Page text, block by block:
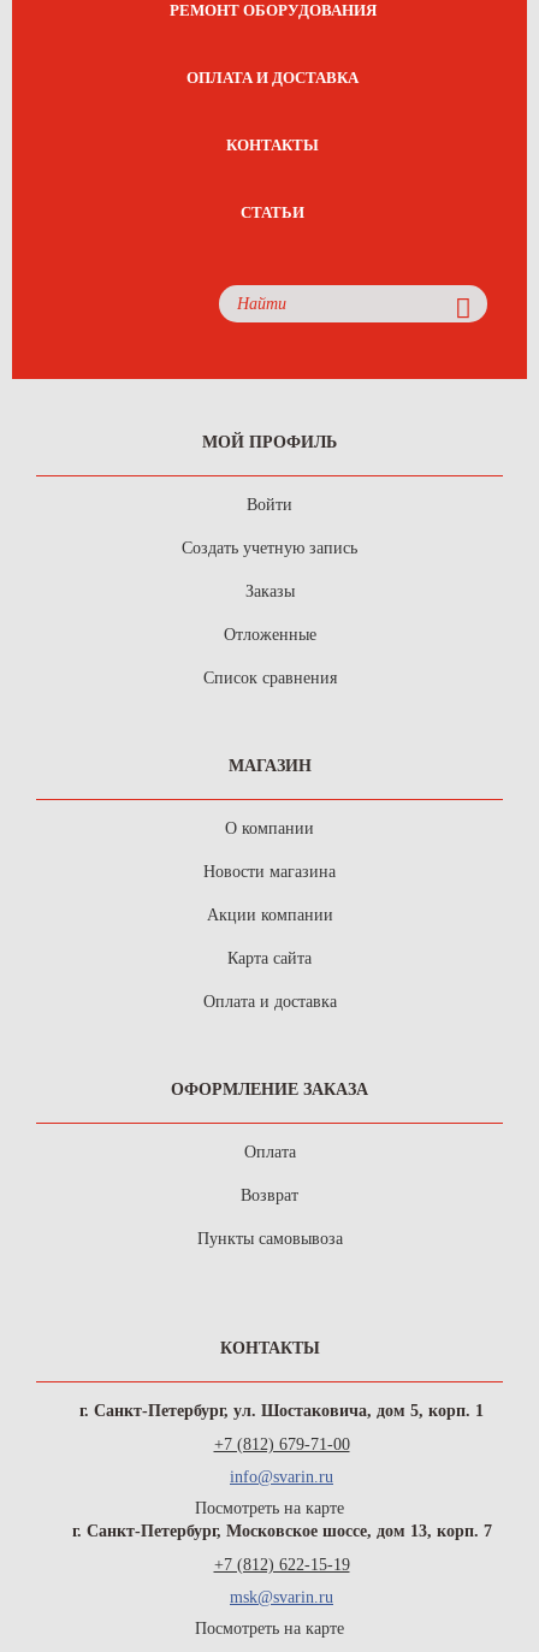
РЕМОНТ ОБОРУДОВАНИЯ
ОПЛАТА И ДОСТАВКА
КОНТАКТЫ
СТАТЬИ
МОЙ ПРОФИЛЬ
Войти
Создать учетную запись
Заказы
Отложенные
Список сравнения
МАГАЗИН
О компании
Новости магазина
Акции компании
Карта сайта
Оплата и доставка
ОФОРМЛЕНИЕ ЗАКАЗА
Оплата
Возврат
Пункты самовывоза
КОНТАКТЫ
г. Санкт-Петербург, ул. Шостаковича, дом 5, корп. 1
+7 (812) 679-71-00
info@svarin.ru
Посмотреть на карте
г. Санкт-Петербург, Московское шоссе, дом 13, корп. 7
+7 (812) 622-15-19
msk@svarin.ru
Посмотреть на карте